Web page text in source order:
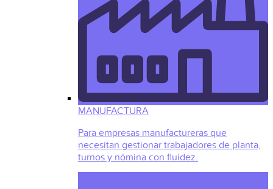
MANUFACTURA
Para empresas manufactureras que
necesitan gestionar trabajadores de planta,
turnos y nómina con fluidez.